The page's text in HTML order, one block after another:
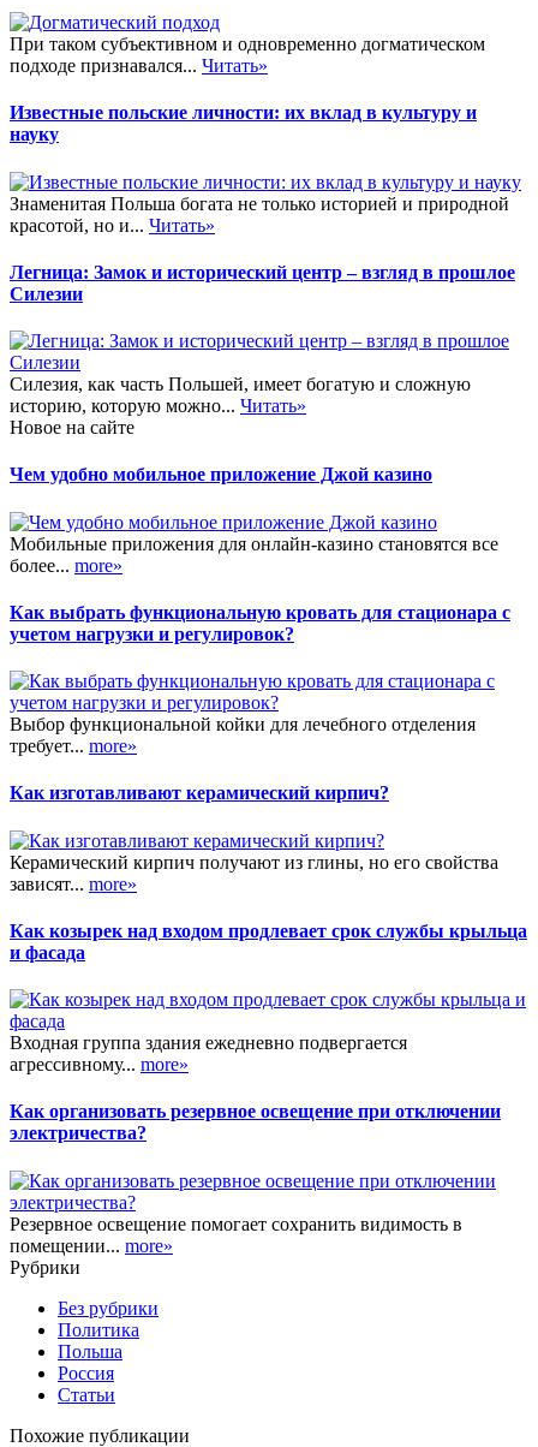
При таком субъективном и одновременно догматическом
подходе признавался... Читать»
Известные польские личности: их вклад в культуру и
науку
Знаменитая Польша богата не только историей и природной
красотой, но и... Читать»
Легница: Замок и исторический центр – взгляд в прошлое
Силезии
Силезия, как часть Польшей, имеет богатую и сложную
историю, которую можно... Читать»
Новое на сайте
Чем удобно мобильное приложение Джой казино
Мобильные приложения для онлайн-казино становятся все
более... more»
Как выбрать функциональную кровать для стационара с
учетом нагрузки и регулировок?
Выбор функциональной койки для лечебного отделения
требует... more»
Как изготавливают керамический кирпич?
Керамический кирпич получают из глины, но его свойства
зависят... more»
Как козырек над входом продлевает срок службы крыльца
и фасада
Входная группа здания ежедневно подвергается
агрессивному... more»
Как организовать резервное освещение при отключении
электричества?
Резервное освещение помогает сохранить видимость в
помещении... more»
Рубрики
Без рубрики
Политика
Польша
Россия
Статьи
Похожие публикации